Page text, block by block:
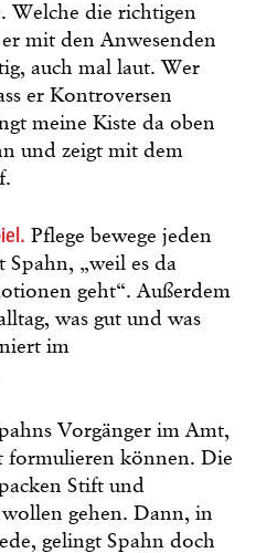
Welche die richtigen
mit den Anwesenden
auch mal laut. Wer
er Kontroversen
meine Kiste da oben
und zeigt mit dem
Pflege bewege jeden
Spahn, „weil es da
geht“. Außerdem
was gut und was
im
Vorgänger im Amt,
formulieren können. Die
Stift und
gehen. Dann, in
gelingt Spahn doch